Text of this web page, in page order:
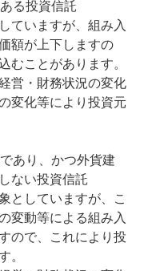
る投資信託
ていますが、組み入
額が上下しますの
むことがあります。
営・財務状況の変化
変化等により投資元
あり、かつ外貨建
ない投資信託
としていますが、こ
変動等による組み入
ので、これにより投
。